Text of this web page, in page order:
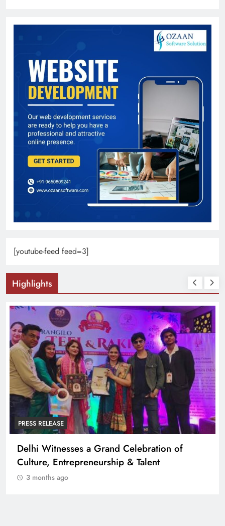
[youtube-feed feed=3]
Highlights
PRESS RELEASE
Delhi Witnesses a Grand Celebration of
Culture, Entrepreneurship & Talent
3 months ago